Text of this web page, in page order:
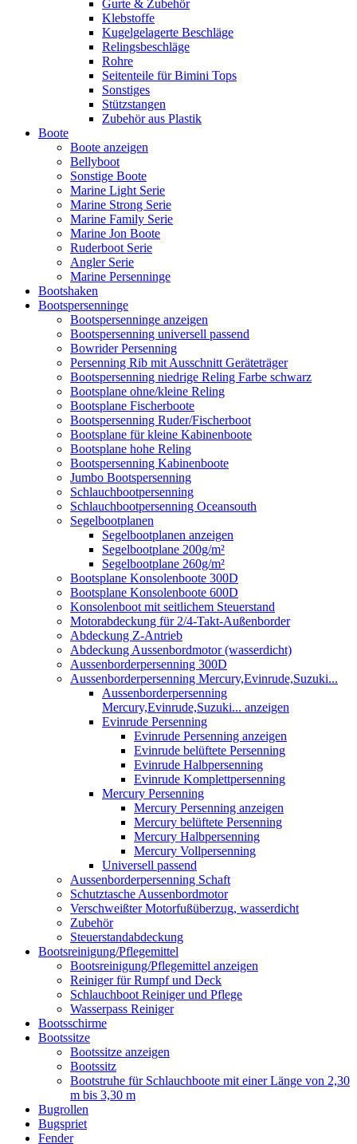
Gurte & Zubehör
Klebstoffe
Kugelgelagerte Beschläge
Relingsbeschläge
Rohre
Seitenteile für Bimini Tops
Sonstiges
Stützstangen
Zubehör aus Plastik
Boote
Boote anzeigen
Bellyboot
Sonstige Boote
Marine Light Serie
Marine Strong Serie
Marine Family Serie
Marine Jon Boote
Ruderboot Serie
Angler Serie
Marine Persenninge
Bootshaken
Bootspersenninge
Bootspersenninge anzeigen
Bootspersenning universell passend
Bowrider Persenning
Persenning Rib mit Ausschnitt Geräteträger
Bootspersenning niedrige Reling Farbe schwarz
Bootsplane ohne/kleine Reling
Bootsplane Fischerboote
Bootspersenning Ruder/Fischerboot
Bootsplane für kleine Kabinenboote
Bootsplane hohe Reling
Bootspersenning Kabinenboote
Jumbo Bootspersenning
Schlauchbootpersenning
Schlauchbootpersenning Oceansouth
Segelbootplanen
Segelbootplanen anzeigen
Segelbootplane 200g/m²
Segelbootplane 260g/m²
Bootsplane Konsolenboote 300D
Bootsplane Konsolenboote 600D
Konsolenboot mit seitlichem Steuerstand
Motorabdeckung für 2/4-Takt-Außenborder
Abdeckung Z-Antrieb
Abdeckung Aussenbordmotor (wasserdicht)
Aussenborderpersenning 300D
Aussenborderpersenning Mercury,Evinrude,Suzuki...
Aussenborderpersenning
Mercury,Evinrude,Suzuki... anzeigen
Evinrude Persenning
Evinrude Persenning anzeigen
Evinrude belüftete Persenning
Evinrude Halbpersenning
Evinrude Komplettpersenning
Mercury Persenning
Mercury Persenning anzeigen
Mercury belüftete Persenning
Mercury Halbpersenning
Mercury Vollpersenning
Universell passend
Aussenborderpersenning Schaft
Schutztasche Aussenbordmotor
Verschweißter Motorfußüberzug, wasserdicht
Zubehör
Steuerstandabdeckung
Bootsreinigung/Pflegemittel
Bootsreinigung/Pflegemittel anzeigen
Reiniger für Rumpf und Deck
Schlauchboot Reiniger und Pflege
Wasserpass Reiniger
Bootsschirme
Bootssitze
Bootssitze anzeigen
Bootssitz
Bootstruhe für Schlauchboote mit einer Länge von 2,30
m bis 3,30 m
Bugrollen
Bugspriet
Fender